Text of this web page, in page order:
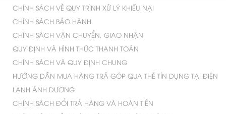
CHÍNH SÁCH VỀ QUY TRÌNH XỬ LÝ KHIẾU NẠI
CHÍNH SÁCH BẢO HÀNH
CHÍNH SÁCH VẬN CHUYỂN, GIAO NHẬN
QUY ĐỊNH VÀ HÌNH THỨC THANH TOÁN
CHÍNH SÁCH VÀ QUY ĐỊNH CHUNG
HƯỚNG DẪN MUA HÀNG TRẢ GÓP QUA THẺ TÍN DỤNG TẠI ĐIỆN
LẠNH ÁNH DƯƠNG
CHÍNH SÁCH ĐỔI TRẢ HÀNG VÀ HOÀN TIỀN